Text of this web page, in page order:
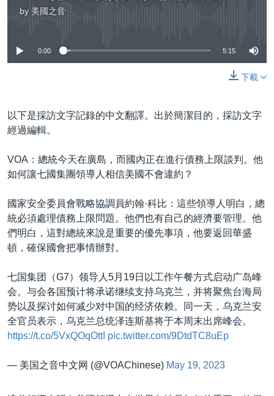
by 美國之音
0:00 5:15
下載
以下是採訪文字記錄的中文翻譯。出於簡潔目的，採訪文字
經過編輯。
VOA：總統今天在廣島，而國內正在進行債務上限談判。他
如何讓七國集團領導人相信美國不會違約？
國家安全委員會戰略協調員約翰·科比：這些領導人明白，總
統必須處理債務上限問題。他們也有自己的經濟要管理。他
們明白，這對總統來說是重要的優先事項，他要返回華盛
頓，確保國會把事情辦對。
七国集团（G7）领导人5月19日以工作午餐方式启动广岛峰
会。与会各国预计将承诺继续支持乌克兰，并将聚焦台海局
势以及探讨如何减少对中国的经济依赖。同一天，乌克兰安
全官员表示，乌克兰总统泽连斯基将于本周末出席峰会。
https://t.co/5VxQOqOttI pic.twitter.com/9DtdTC8uEp
— 美国之音中文网 (@VOAChinese) May 19, 2023